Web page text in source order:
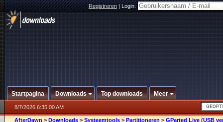
Registreren|Login:
Startpagina Downloads Top downloads Meer
8/7/2026 6:35:00 AM
AfterDawn > Downloads > Systeemtools > Partitioneren > GParted Live (USB